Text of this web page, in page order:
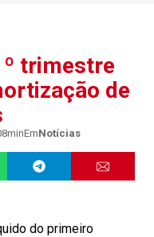
trimestre
de
EmNotícias
do primeiro